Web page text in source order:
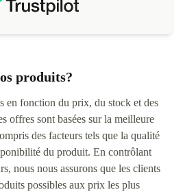
produits?
en fonction du prix, du stock et des
offres sont basées sur la meilleure
des facteurs tels que la qualité
du produit. En contrôlant
nous nous assurons que les clients
possibles aux prix les plus